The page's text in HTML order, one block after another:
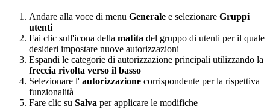
Andare alla voce di menu Generale e selezionare Gruppi
utenti
Fai clic sull'icona della matita del gruppo di utenti per il quale
desideri impostare nuove autorizzazioni
Espandi le categorie di autorizzazione principali utilizzando la
freccia rivolta verso il basso
Selezionare l' autorizzazione corrispondente per la rispettiva
funzionalità
Fare clic su Salva per applicare le modifiche